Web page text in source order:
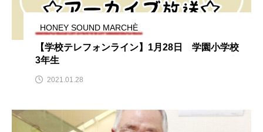
おいしいぱんぱんでんしゃ
おしえて絵本 おでかけ情報
おばあちゃんと僕の約束
おーい、応為 お知らせ かしこいエルゼ
HONEY SOUND MARCHÈ
【学校テレフォンライン】1月28日 学園小学校
3年生
2021.01.28